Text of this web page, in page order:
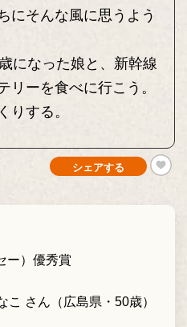
にそんな風に思うよう
になった娘と、新幹線
リーを食べに行こう。
りする。
シェアする
ー）優秀賞
さん（広島県・50歳）